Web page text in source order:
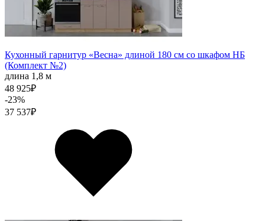
Кухонный гарнитур «Весна» длиной 180 см со шкафом НБ
(Комплект №2)
длина 1,8 м
48 925₽
-23%
37 537₽